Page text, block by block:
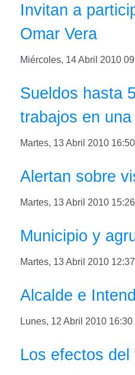
Invitan a
Omar Vera
Miércoles, 14 Abril 2010
Sueldos hasta
trabajos en
Martes, 13 Abril 2010 16:50
Alertan sobre
Martes, 13 Abril 2010 15:26
Municipio y
Martes, 13 Abril 2010 12:37
Alcalde e
Lunes, 12 Abril 2010 16:30
Los efectos